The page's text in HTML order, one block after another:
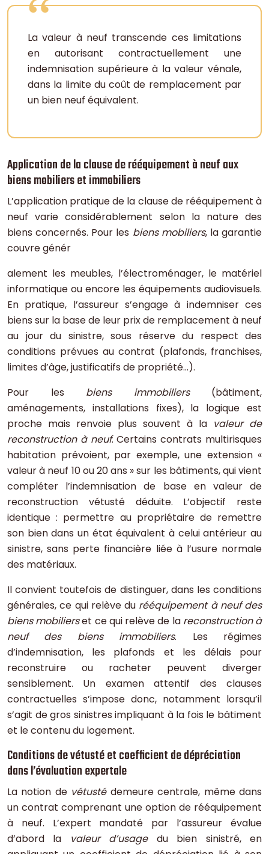
La valeur à neuf transcende ces limitations
en autorisant contractuellement une
indemnisation supérieure à la valeur vénale,
dans la limite du coût de remplacement par
un bien neuf équivalent.
Application de la clause de rééquipement à neuf aux
biens mobiliers et immobiliers
L’application pratique de la clause de rééquipement à
neuf varie considérablement selon la nature des
biens concernés. Pour les biens mobiliers, la garantie
couvre génér
alement les meubles, l’électroménager, le matériel
informatique ou encore les équipements audiovisuels.
En pratique, l’assureur s’engage à indemniser ces
biens sur la base de leur prix de remplacement à neuf
au jour du sinistre, sous réserve du respect des
conditions prévues au contrat (plafonds, franchises,
limites d’âge, justificatifs de propriété…).
Pour les biens immobiliers(bâtiment,
aménagements, installations fixes), la logique est
proche mais renvoie plus souvent à la valeur de
reconstruction à neuf. Certains contrats multirisques
habitation prévoient, par exemple, une extension «
valeur à neuf 10 ou 20 ans » sur les bâtiments, qui vient
compléter l’indemnisation de base en valeur de
reconstruction vétusté déduite. L’objectif reste
identique : permettre au propriétaire de remettre
son bien dans un état équivalent à celui antérieur au
sinistre, sans perte financière liée à l’usure normale
des matériaux.
Il convient toutefois de distinguer, dans les conditions
générales, ce qui relève du rééquipement à neuf des
biens mobilierset ce qui relève de la reconstruction à
neuf des biens immobiliers. Les régimes
d’indemnisation, les plafonds et les délais pour
reconstruire ou racheter peuvent diverger
sensiblement. Un examen attentif des clauses
contractuelles s’impose donc, notamment lorsqu’il
s’agit de gros sinistres impliquant à la fois le bâtiment
et le contenu du logement.
Conditions de vétusté et coefficient de dépréciation
dans l’évaluation expertale
La notion de vétustédemeure centrale, même dans
un contrat comprenant une option de rééquipement
à neuf. L’expert mandaté par l’assureur évalue
d’abord la valeur d’usagedu bien sinistré, en